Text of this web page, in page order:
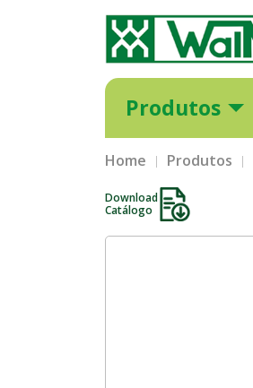
Produtos
Home Produtos
Download
Catálogo